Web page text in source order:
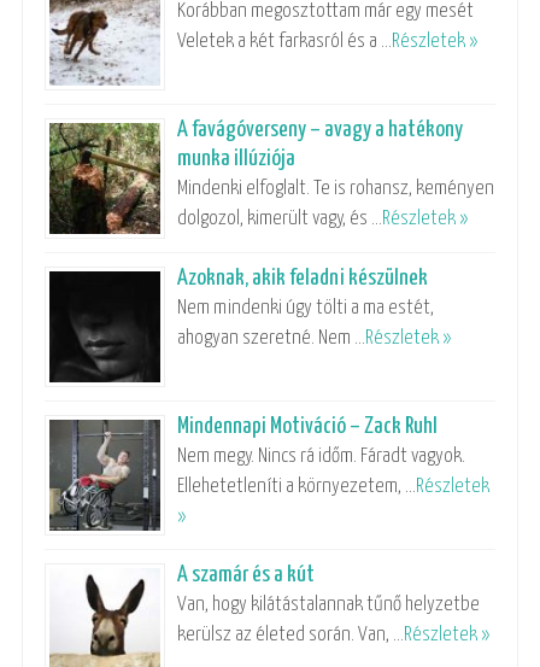
Korábban megosztottam már egy mesét
Veletek a két farkasról és a …Részletek »
A favágóverseny – avagy a hatékony
munka illúziója
Mindenki elfoglalt. Te is rohansz, keményen
dolgozol, kimerült vagy, és …Részletek »
Azoknak, akik feladni készülnek
Nem mindenki úgy tölti a ma estét,
ahogyan szeretné. Nem …Részletek »
Mindennapi Motiváció – Zack Ruhl
Nem megy. Nincs rá időm. Fáradt vagyok.
Ellehetetleníti a környezetem, …Részletek
»
A szamár és a kút
Van, hogy kilátástalannak tűnő helyzetbe
kerülsz az életed során. Van, …Részletek »